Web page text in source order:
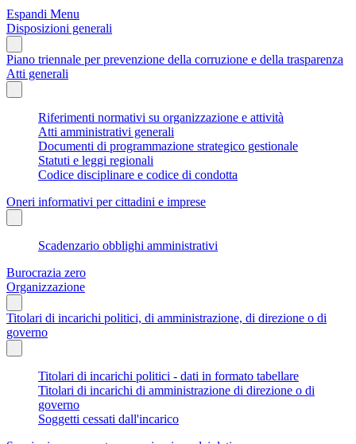
Espandi Menu
Disposizioni generali
Piano triennale per prevenzione della corruzione e della trasparenza
Atti generali
Riferimenti normativi su organizzazione e attività
Atti amministrativi generali
Documenti di programmazione strategico gestionale
Statuti e leggi regionali
Codice disciplinare e codice di condotta
Oneri informativi per cittadini e imprese
Scadenzario obblighi amministrativi
Burocrazia zero
Organizzazione
Titolari di incarichi politici, di amministrazione, di direzione o di
governo
Titolari di incarichi politici - dati in formato tabellare
Titolari di incarichi di amministrazione di direzione o di
governo
Soggetti cessati dall'incarico